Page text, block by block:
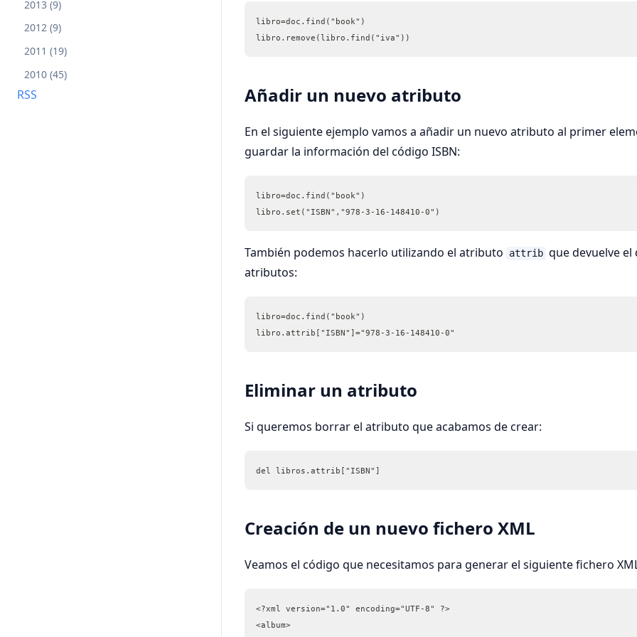
2013 (9)
2012 (9)
2011 (19)
2010 (45)
RSS
libro=doc.find("book")
libro.remove(libro.find("iva"))
Añadir un nuevo atributo
En el siguiente ejemplo vamos a añadir un nuevo atributo al primer
guardar la información del código ISBN:
libro=doc.find("book")
libro.set("ISBN","978-3-16-148410-0")
También podemos hacerlo utilizando el atributo attrib que devuelve
atributos:
libro=doc.find("book")
libro.attrib["ISBN"]="978-3-16-148410-0"
Eliminar un atributo
Si queremos borrar el atributo que acabamos de crear:
del libros.attrib["ISBN"]
Creación de un nuevo fichero XML
Veamos el código que necesitamos para generar el siguiente fichero
<?xml version="1.0" encoding="UTF-8" ?>
<album>